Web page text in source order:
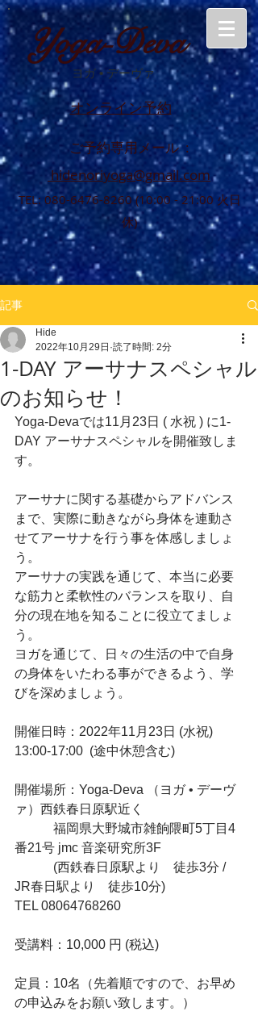
Yoga-Deva
ヨガ• デーヴァ
オンライン予約
ご予約専用メール :
hidenoriyoga@gmail.com
TEL: 080-6476-8260 (10:00 - 21:00 火日
休)
記事
1-DAY アーサナスペシャル
のお知らせ！
Hide
2022年10月29日 読了時間: 2分
Yoga-Devaでは11月23日 ( 水祝 ) に1-
DAY アーサナスペシャルを開催致しま
す。
アーサナに関する基礎からアドバンス
まで、実際に動きながら身体を連動さ
せてアーサナを行う事を体感しましょ
う。
アーサナの実践を通じて、本当に必要
な筋力と柔軟性のバランスを取り、自
分の現在地を知ることに役立てましょ
う。
ヨガを通じて、日々の生活の中で自身
の身体をいたわる事ができるよう、学
びを深めましょう。
開催日時：2022年11月23日 (水祝)
13:00-17:00  (途中休憩含む)
開催場所：Yoga-Deva （ヨガ • デーヴ
ァ）西鉄春日原駅近く
福岡県大野城市雑餉隈町5丁目4
番21号 jmc 音楽研究所3F
(西鉄春日原駅より　徒歩3分 /
JR春日駅より　徒歩10分)
TEL 08064768260
受講料：10,000 円 (税込)
定員：10名（先着順ですので、お早め
の申込みをお願い致します。）